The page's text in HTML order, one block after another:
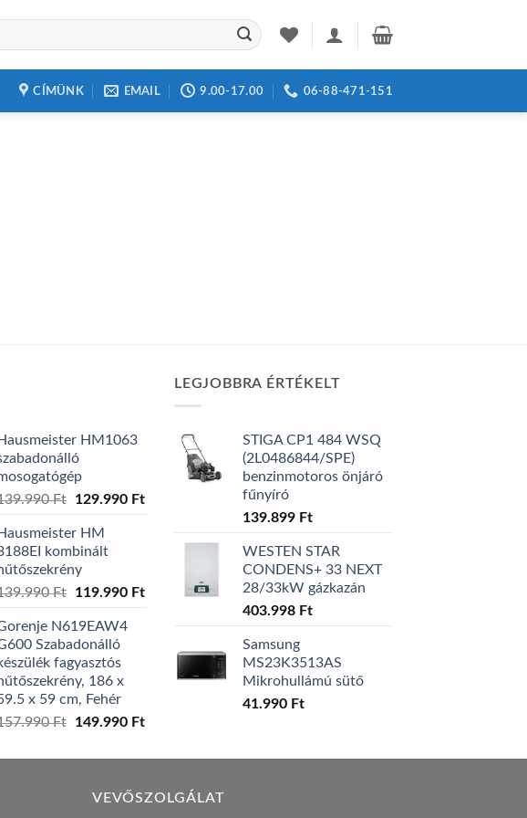
CÍMÜNK EMAIL 9.00-17.00 06-88-471-151
Hausmeister HM1063
Ft
Original
was:
139.990 Ft.
129.990 FtCurrent
Hausmeister HM
kombinált
Ft
Original
was:
139.990 Ft.
119.990 FtCurrent
119.990 Ft.
N619EAW4
Szabadonálló
fagyasztós
186 x
x 59 cm, Fehér
Ft
Original
was:
149.990 FtCurrent
is:
LEGJOBBRA ÉRTÉKELT
STIGA CP1 484 WSQ
(2L0486844/SPE)
benzinmotoros önjáró
fűnyíró
139.899 Ft
WESTEN STAR
CONDENS+ 33 NEXT
28/33kW gázkazán
403.998 Ft
Samsung
MS23K3513AS
Mikrohullámú sütő
41.990 Ft
VEVŐSZOLGÁLAT